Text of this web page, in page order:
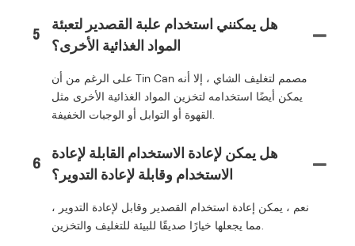
5
هل يمكنني استخدام علبة القصدير لتعبئة
المواد الغذائية الأخرى؟
على الرغم من أن Tin Can مصمم لتغليف الشاي ، إلا أنه
يمكن أيضًا استخدامه لتخزين المواد الغذائية الأخرى مثل
القهوة أو التوابل أو الوجبات الخفيفة.
6
هل يمكن لإعادة الاستخدام القابلة لإعادة
الاستخدام وقابلة لإعادة التدوير؟
نعم ، يمكن إعادة استخدام القصدير وقابل لإعادة التدوير ،
مما يجعلها خيارًا صديقًا للبيئة للتغليف والتخزين.